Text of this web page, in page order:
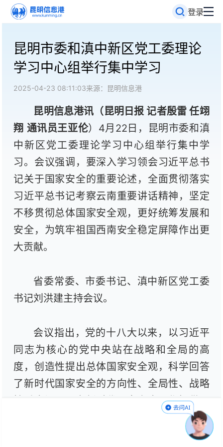
登录
昆明市委和滇中新区党工委理论
学习中心组举行集中学习
2025-04-23 08:11:03来源：昆明信息港
昆明信息港讯（昆明日报 记者殷雷 任翊
翔 通讯员王亚伦）4月22日，昆明市委和滇
中新区党工委理论学习中心组举行集中学
习。会议强调，要深入学习领会习近平总书
记关于国家安全的重要论述，全面贯彻落实
习近平总书记考察云南重要讲话精神，坚定
不移贯彻总体国家安全观，更好统筹发展和
安全，为筑牢祖国西南安全稳定屏障作出更
大贡献。
省委常委、市委书记、滇中新区党工委
书记刘洪建主持会议。
会议指出，党的十八大以来，以习近平
同志为核心的党中央站在战略和全局的高
度，创造性提出总体国家安全观，科学回答
了新时代国家安全的方向性、全局性、战略
性重大问题，为新时代国家安全工作提供了
根本遵循。全市上下要按照习近平总书记的
重要讲话和重要指示要求，不断提升应对风